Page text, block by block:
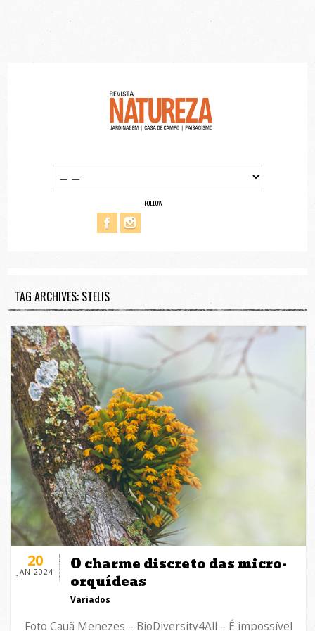
FOLLOW
TAG ARCHIVES: STELIS
20
JAN-2024
O charme discreto das micro-
orquídeas
Variados
Foto Cauã Menezes – BioDiversity4All – É impossível